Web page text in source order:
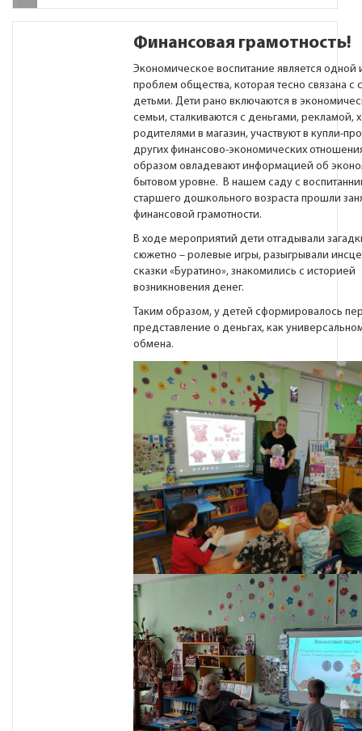
Финансовая грамотность!
Экономическое воспитание является одной
проблем общества, которая тесно связана с
детьми. Дети рано включаются в
семьи, сталкиваются с деньгами, рекламой,
родителями в магазин, участвуют в купли-
других финансово-экономических
образом овладевают информацией об
бытовом уровне. В нашем саду с
старшего дошкольного возраста прошли
финансовой грамотности.
В ходе мероприятий дети отгадывали
сюжетно – ролевые игры, разыгрывали
сказки «Буратино», знакомились с историей
возникновения денег.
Таким образом, у детей сформировалось
представление о деньгах, как
обмена.